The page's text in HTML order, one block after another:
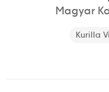
Magyar
Kurilla